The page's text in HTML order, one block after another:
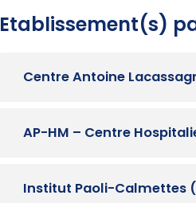
Etablissement(s)
Centre Antoine
AP-HM – Centre
Institut Paoli-Calmettes